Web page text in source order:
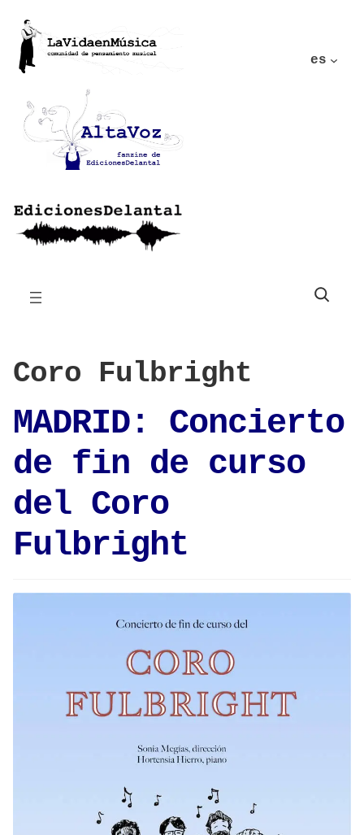
es
Buscar
Coro Fulbright
MADRID: Concierto
de fin de curso
del Coro
Fulbright